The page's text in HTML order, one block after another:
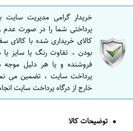
خریدار گرامی مدیریت سایت
پرداختی شما را در صورت
کالای خریداری شده با کالای
بودن ، تفاوت رنگ یا سایز
فروشنده و یا هر دلیل موجه
پرداخت سایت ، تضمین می
خارج از درگاه پرداخت سایت
توضیحات کالا